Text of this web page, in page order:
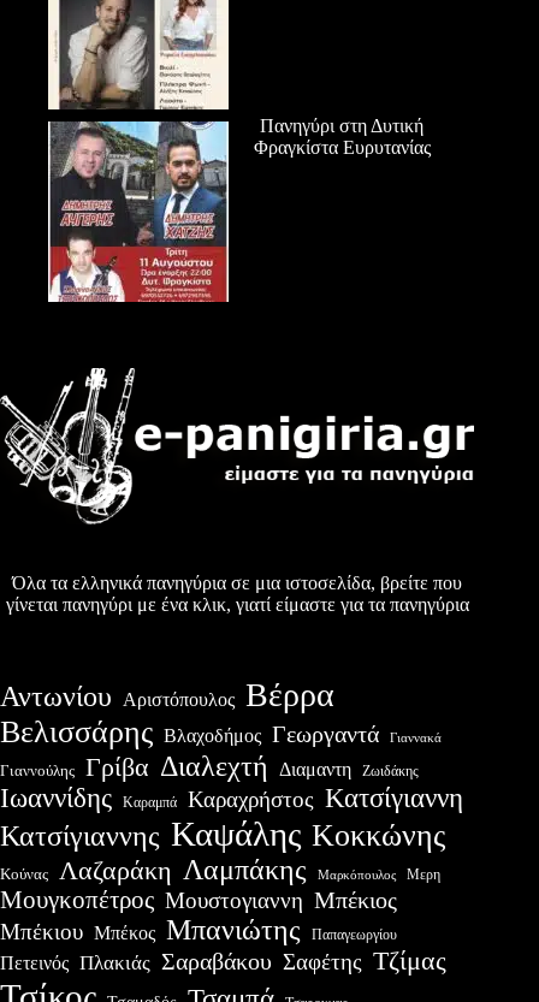
Πανηγύρι στη Δυτική
Φραγκίστα Ευρυτανίας
Όλα τα ελληνικά πανηγύρια σε μια ιστοσελίδα, βρείτε που
γίνεται πανηγύρι με ένα κλικ, γιατί είμαστε για τα πανηγύρια
Αντωνίου Αριστόπουλος Βέρρα
Βελισσάρης Βλαχοδήμος Γεωργαντά Γιαννακά
Γιαννούλης Γρίβα Διαλεχτή Διαμαντη Ζωιδάκης
Ιωαννίδης Καραμπά Καραχρήστος Κατσίγιαννη
Κατσίγιαννης Καψάλης Κοκκώνης
Κούνας Λαζαράκη Λαμπάκης Μαρκόπουλος Μερη
Μουγκοπέτρος Μουστογιαννη Μπέκιος
Μπέκιου Μπέκος Μπανιώτης Παπαγεωργίου
Πετεινός Πλακιάς Σαραβάκου Σαφέτης Τζίμας